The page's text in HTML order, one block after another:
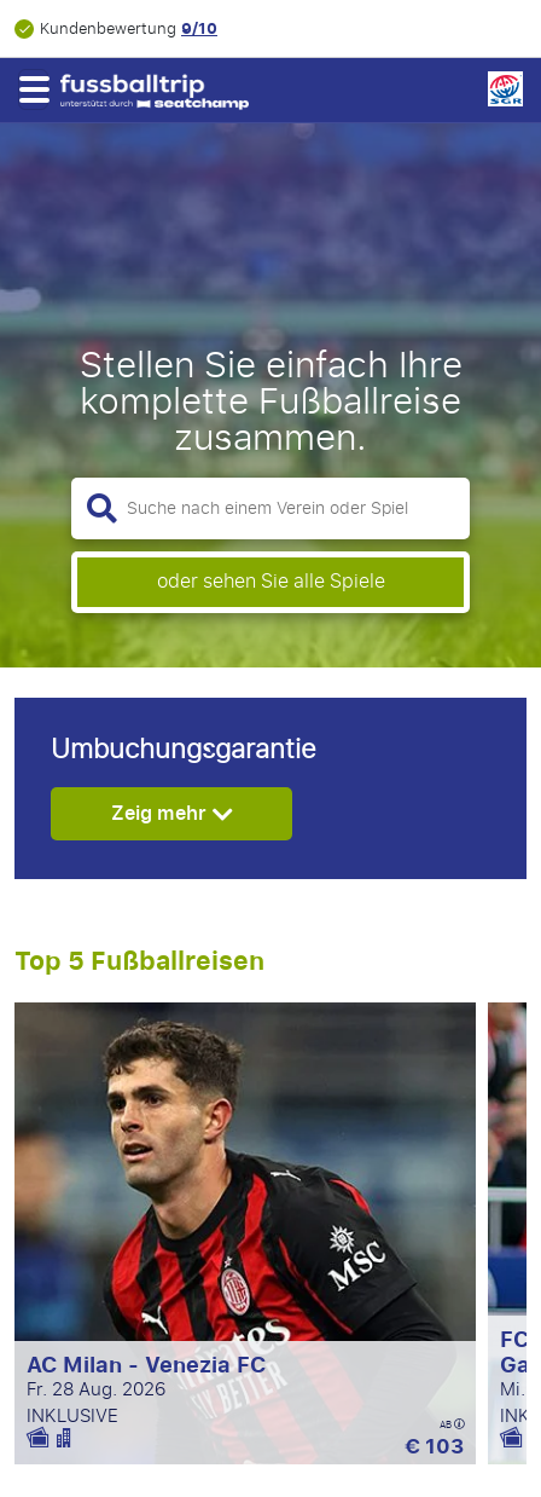
Kundenbewertung 9/10
Stellen Sie einfach Ihre
komplette Fußballreise
zusammen.
oder sehen Sie alle Spiele
Umbuchungsgarantie
Zeig mehr
Top 5 Fußballreisen
AC Milan - Venezia FC
Fr. 28 Aug. 2026
INKLUSIVE
AB
€ 103
FC
Mi.